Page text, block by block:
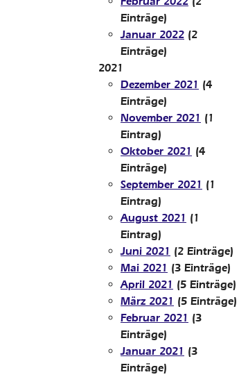
Einträge)
Januar 2022 (2
Einträge)
2021
Dezember 2021 (4
Einträge)
November 2021 (1
Eintrag)
Oktober 2021 (4
Einträge)
September 2021 (1
Eintrag)
August 2021 (1
Eintrag)
Juni 2021 (2 Einträge)
Mai 2021 (3 Einträge)
April 2021 (5 Einträge)
März 2021 (5 Einträge)
Februar 2021 (3
Einträge)
Januar 2021 (3
Einträge)